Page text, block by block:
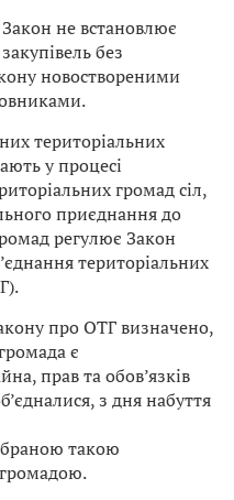
не встановлює
без
новоствореними
територіальних
у процесі
громад сіл,
приєднання до
регулює Закон
територіальних
про ОТГ визначено,
є
прав та обов’язків
з дня набуття
такою